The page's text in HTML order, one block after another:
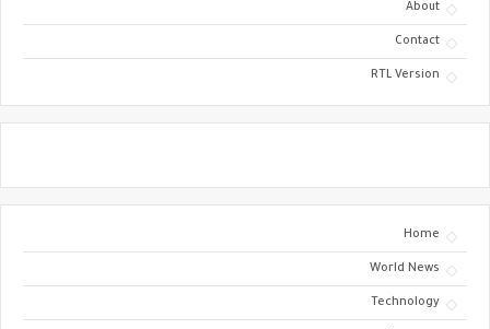
About
Contact
RTL Version
Home
World News
Technology